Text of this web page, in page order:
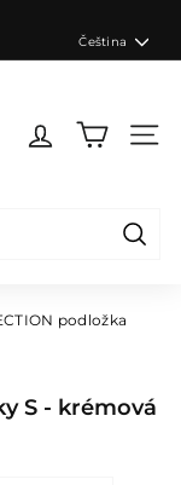
Jazyk
Čeština
podložka
S - krémová